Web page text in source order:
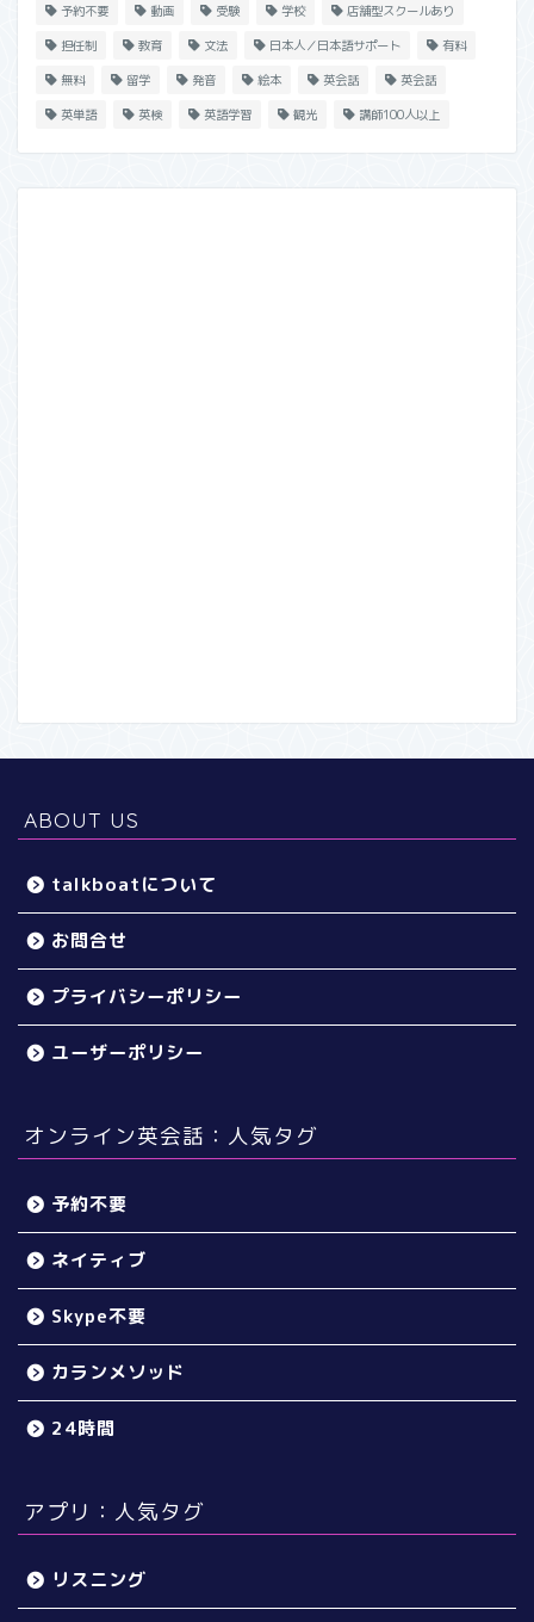
予約不要 動画 受験 学校 店舗型スクールあり
担任制 教育 文法 日本人／日本語サポート 有料
無料 留学 発音 絵本 英会話 英会話
英単語 英検 英語学習 観光 講師100人以上
ABOUT US
talkboatについて
お問合せ
プライバシーポリシー
ユーザーポリシー
オンライン英会話：人気タグ
予約不要
ネイティブ
Skype不要
カランメソッド
24時間
アプリ：人気タグ
リスニング